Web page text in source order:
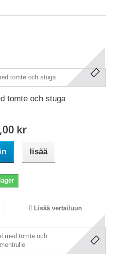
tomte och stuga
kr
lisää
lager
Lisää vertailuun